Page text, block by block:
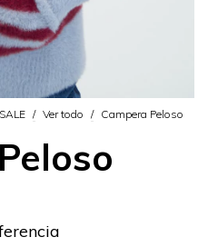
/ Ver todo / Campera Peloso